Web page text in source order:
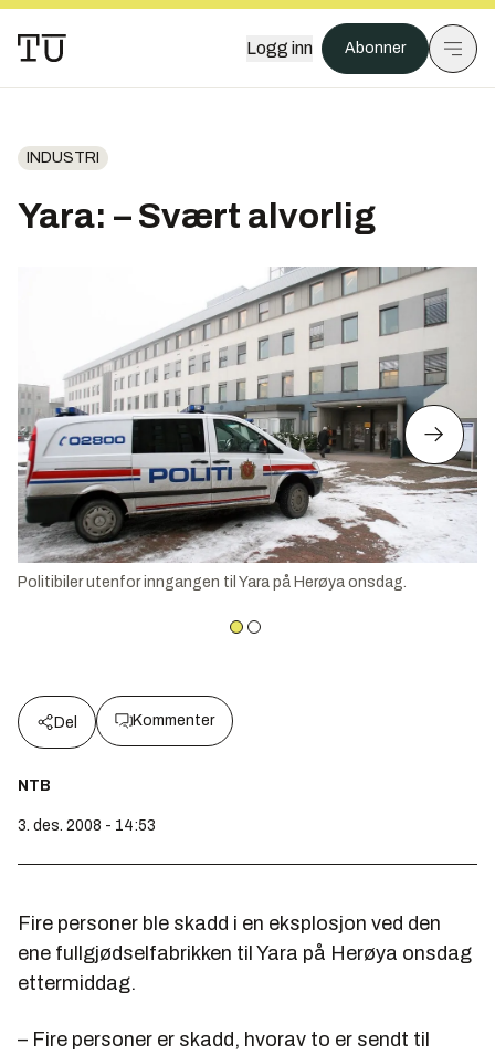
Logg inn Abonner
INDUSTRI
Yara: – Svært alvorlig
Politibiler utenfor inngangen til Yara på Herøya onsdag.
Del Kommenter
NTB
3. des. 2008 - 14:53
Fire personer ble skadd i en eksplosjon ved den
ene fullgjødselfabrikken til Yara på Herøya onsdag
ettermiddag.
– Fire personer er skadd, hvorav to er sendt til